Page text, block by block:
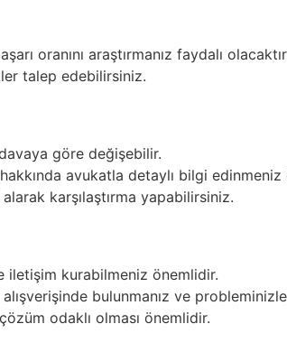
oranını araştırmanız faydalı
talep edebilirsiniz.
göre değişebilir.
avukatla detaylı bilgi edinmeniz
karşılaştırma yapabilirsiniz.
iletişim kurabilmeniz önemlidir.
bulunmanız ve
odaklı olması önemlidir.